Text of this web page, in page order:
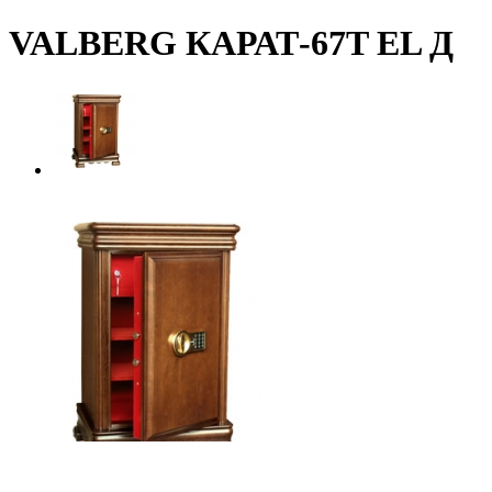
VALBERG КАРАТ-67T EL Д